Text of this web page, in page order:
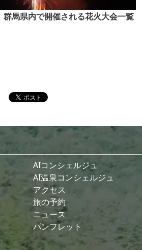
馬県内で開催される花火大会一覧
AIコンシェルジュ
AI温泉コンシェルジュ
アクセス
旅の予約
ニュース
パンフレット